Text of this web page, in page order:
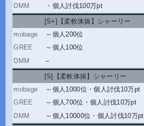
・ 個人討伐100万pt
[S+]【柔軟体操】シャーリー
～個人200位
～個人100位
–
[S]【柔軟体操】シャーリー
～個人1000位 ・個人討伐10万pt
～個人700位 ・ 個人討伐10万pt
～個人10000位 ・ 個人討伐10万pt